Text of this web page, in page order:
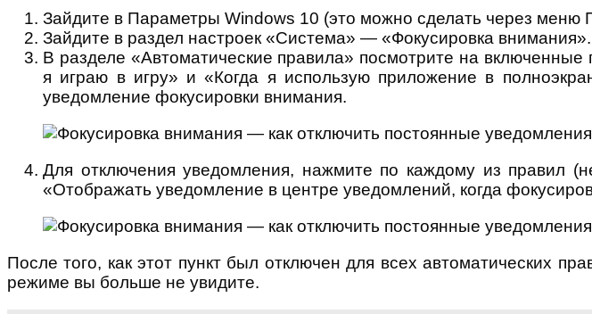
Зайдите в Параметры Windows 10 (это можно сделать через меню
Зайдите в раздел настроек «Система» — «Фокусировка внимания».
В разделе «Автоматические правила» посмотрите на
я играю в игру» и «Когда я использую приложение в
уведомление фокусировки внимания.
Для отключения уведомления, нажмите по каждому из правил
«Отображать уведомление в центре уведомлений, когда
После того, как этот пункт был отключен для всех автоматических
режиме вы больше не увидите.